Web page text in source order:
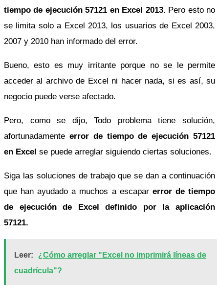
tiempo de ejecución 57121 en Excel 2013. Pero esto no
se limita solo a Excel 2013, los usuarios de Excel 2003,
2007 y 2010 han informado del error.
Bueno, esto es muy irritante porque no se le permite
acceder al archivo de Excel ni hacer nada, si es así, su
negocio puede verse afectado.
Pero, como se dijo, Todo problema tiene solución,
afortunadamente error de tiempo de ejecución 57121
en Excel se puede arreglar siguiendo ciertas soluciones.
Siga las soluciones de trabajo que se dan a continuación
que han ayudado a muchos a escapar error de tiempo
de ejecución de Excel definido por la aplicación
57121.
Leer:
¿Cómo arreglar "Excel no imprimirá líneas de
cuadrícula"?